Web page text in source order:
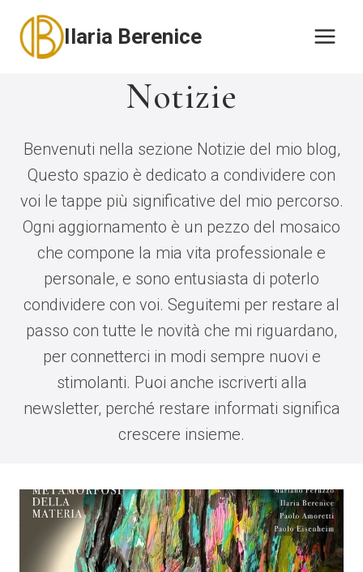
Salta
contenuto
Ilaria Berenice
Notizie
Benvenuti nella sezione Notizie del mio blog,
Questo spazio è dedicato a condividere con
voi le tappe più significative del mio percorso.
Ogni aggiornamento è un pezzo del mosaico
che compone la mia vita professionale e
personale, e sono entusiasta di poterlo
condividere con voi. Seguitemi per restare al
passo con tutte le novità che mi riguardano,
per connetterci in modi sempre nuovi e
stimolanti. Puoi anche iscriverti alla
newsletter, perché restare informati significa
crescere insieme.